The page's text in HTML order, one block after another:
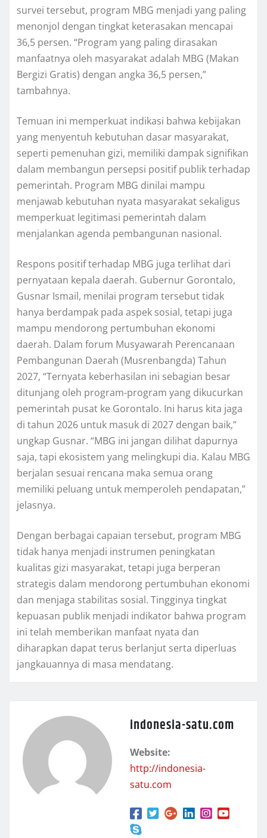
survei tersebut, program MBG menjadi yang paling
menonjol dengan tingkat keterasakan mencapai
36,5 persen. “Program yang paling dirasakan
manfaatnya oleh masyarakat adalah MBG (Makan
Bergizi Gratis) dengan angka 36,5 persen,”
tambahnya.
Temuan ini memperkuat indikasi bahwa kebijakan
yang menyentuh kebutuhan dasar masyarakat,
seperti pemenuhan gizi, memiliki dampak signifikan
dalam membangun persepsi positif publik terhadap
pemerintah. Program MBG dinilai mampu
menjawab kebutuhan nyata masyarakat sekaligus
memperkuat legitimasi pemerintah dalam
menjalankan agenda pembangunan nasional.
Respons positif terhadap MBG juga terlihat dari
pernyataan kepala daerah. Gubernur Gorontalo,
Gusnar Ismail, menilai program tersebut tidak
hanya berdampak pada aspek sosial, tetapi juga
mampu mendorong pertumbuhan ekonomi
daerah. Dalam forum Musyawarah Perencanaan
Pembangunan Daerah (Musrenbangda) Tahun
2027, “Ternyata keberhasilan ini sebagian besar
ditunjang oleh program-program yang dikucurkan
pemerintah pusat ke Gorontalo. Ini harus kita jaga
di tahun 2026 untuk masuk di 2027 dengan baik,”
ungkap Gusnar. “MBG ini jangan dilihat dapurnya
saja, tapi ekosistem yang melingkupi dia. Kalau MBG
berjalan sesuai rencana maka semua orang
memiliki peluang untuk memperoleh pendapatan,”
jelasnya.
Dengan berbagai capaian tersebut, program MBG
tidak hanya menjadi instrumen peningkatan
kualitas gizi masyarakat, tetapi juga berperan
strategis dalam mendorong pertumbuhan ekonomi
dan menjaga stabilitas sosial. Tingginya tingkat
kepuasan publik menjadi indikator bahwa program
ini telah memberikan manfaat nyata dan
diharapkan dapat terus berlanjut serta diperluas
jangkauannya di masa mendatang.
indonesia-satu.com
Website:
http://indonesia-
satu.com